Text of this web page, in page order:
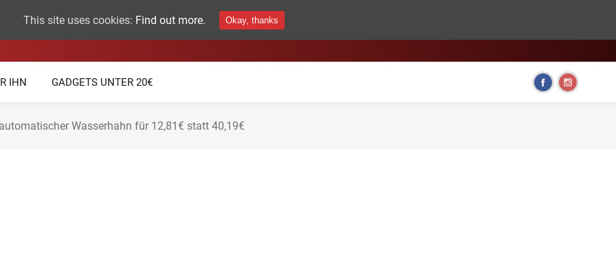
TECHNIK GADGETS
IHN GADGETS UNTER 20€
automatischer Wasserhahn für 12,81€ statt 40,19€
This site uses cookies: Find out more. Okay, thanks